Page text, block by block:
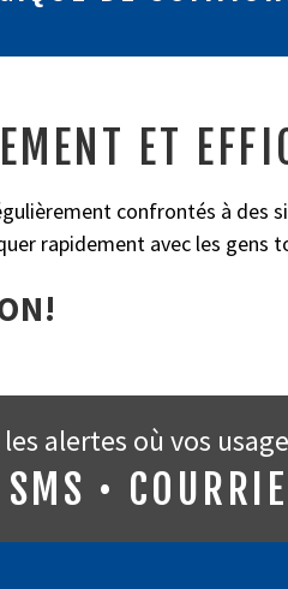
ET
confrontés à
rapidement avec les gens
alertes où vos
•